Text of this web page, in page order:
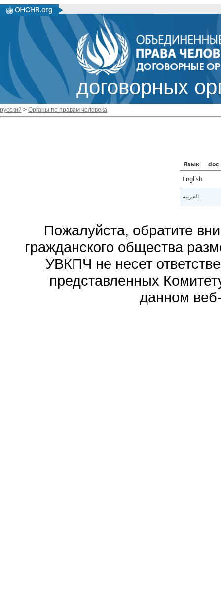
договорных
русский > Органы по правам человека
Язык
doc
English
العربية
Пожалуйста, обратите
гражданского общества
УВКПЧ не несет
представленных
данном